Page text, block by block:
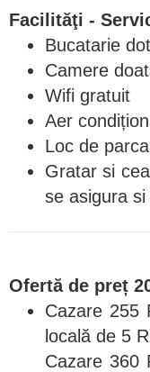
Facilităţi -
Bucatarie
Camere
Wifi gratuit
Aer
Loc de
Gratar si
se asigura
Ofertă de preț
Cazare
locală de 5
Cazare